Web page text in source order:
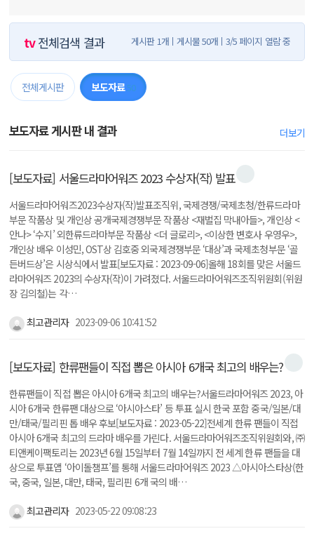
tv전체검색 결과 게시판 1개 게시물 50개 3/5 페이지 열람 중
전체게시판 보도자료50
보도자료 게시판 내 결과 더보기
[보도자료] 서울드라마어워즈 2023 수상자(작) 발표
서울드라마어워즈2023수상자(작)발표조직위, 국제경쟁/국제초청/한류드라마
부문 작품상 및 개인상 공개국제경쟁부문 작품상 <재벌집 막내아들>, 개인상 <
안나> ‘수지’ 외한류드라마부문 작품상 <더 글로리>, <이상한 변호사 우영우>,
개인상 배우 이성민, OST상 김호중 외국제경쟁부문 ‘대상’과 국제초청부문 ‘골
든버드상’은 시상식에서 발표[보도자료 : 2023-09-06]올해 18회를 맞은 서울드
라마어워즈 2023의 수상자(작)이 가려졌다. 서울드라마어워즈조직위원회(위원
장 김의철)는 각…
최고관리자 2023-09-06 10:41:52
[보도자료] 한류팬들이 직접 뽑은 아시아 6개국 최고의 배우는?
한류팬들이 직접 뽑은 아시아 6개국 최고의 배우는?서울드라마어워즈 2023, 아
시아 6개국 한류팬 대상으로 ‘아시아스타’ 등 투표 실시 한국 포함 중국/일본/대
만/태국/필리핀 톱 배우 후보[보도자료 : 2023-05-22]전세계 한류 팬들이 직접
아시아 6개국 최고의 드라마 배우를 가린다. 서울드라마어워즈조직위원회와, ㈜
티앤케이팩토리는 2023년 6월 15일부터 7월 14일까지 전 세계 한류 팬들을 대
상으로 투표앱 ‘아이돌챔프’를 통해 서울드라마어워즈 2023 △아시아스타상(한
국, 중국, 일본, 대만, 태국, 필리핀 6개 국의 배…
최고관리자 2023-05-22 09:08:23